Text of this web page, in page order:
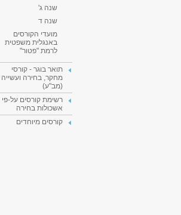
שנה ג'
שנה ד
מועדי הקורסים
באנגלית משפטית
לרמת "פטור"
תואר בוגר - קורסי
מחקר, בחירה ועשייה
(מב"ע)
רשימת קורסים על-פי
אשכולות בחירה
קורסים מיוחדים